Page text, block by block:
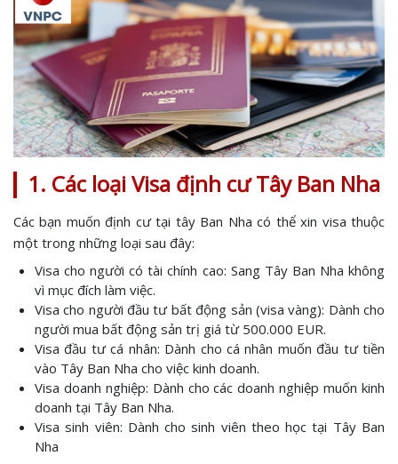
1. Các loại Visa định cư Tây Ban Nha
Các bạn muốn định cư tại tây Ban Nha có thể xin visa thuộc
một trong những loại sau đây:
Visa cho người có tài chính cao: Sang Tây Ban Nha không
vì mục đích làm việc.
Visa cho người đầu tư bất động sản (visa vàng): Dành cho
người mua bất động sản trị giá từ 500.000 EUR.
Visa đầu tư cá nhân: Dành cho cá nhân muốn đầu tư tiền
vào Tây Ban Nha cho việc kinh doanh.
Visa doanh nghiệp: Dành cho các doanh nghiệp muốn kinh
doanh tại Tây Ban Nha.
Visa sinh viên: Dành cho sinh viên theo học tại Tây Ban
Nha